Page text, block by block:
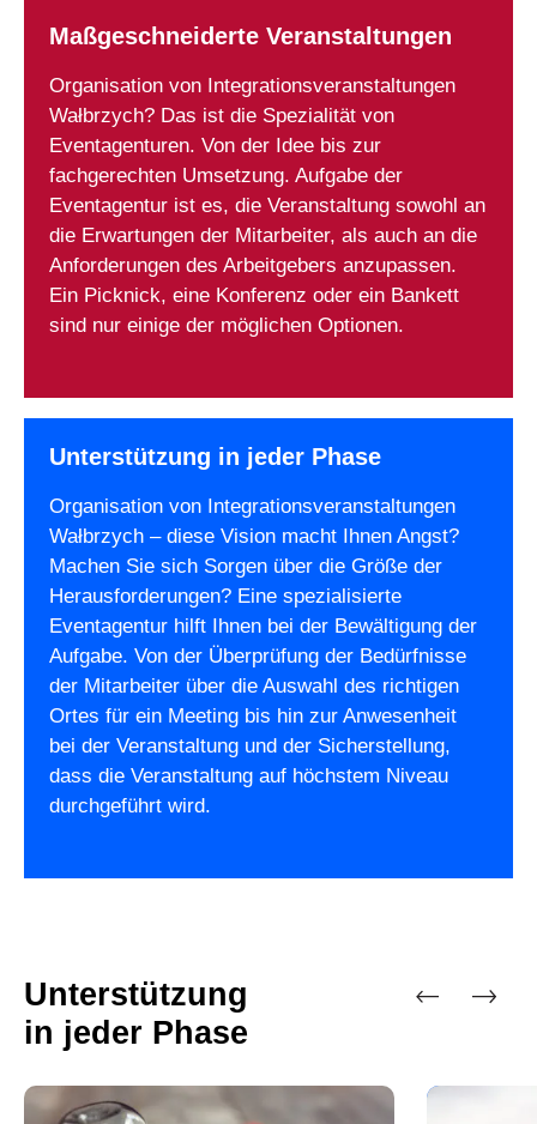
Maßgeschneiderte Veranstaltungen
Organisation von Integrationsveranstaltungen
Wałbrzych? Das ist die Spezialität von
Eventagenturen. Von der Idee bis zur
fachgerechten Umsetzung. Aufgabe der
Eventagentur ist es, die Veranstaltung sowohl an
die Erwartungen der Mitarbeiter, als auch an die
Anforderungen des Arbeitgebers anzupassen.
Ein Picknick, eine Konferenz oder ein Bankett
sind nur einige der möglichen Optionen.
Unterstützung in jeder Phase
Organisation von Integrationsveranstaltungen
Wałbrzych – diese Vision macht Ihnen Angst?
Machen Sie sich Sorgen über die Größe der
Herausforderungen? Eine spezialisierte
Eventagentur hilft Ihnen bei der Bewältigung der
Aufgabe. Von der Überprüfung der Bedürfnisse
der Mitarbeiter über die Auswahl des richtigen
Ortes für ein Meeting bis hin zur Anwesenheit
bei der Veranstaltung und der Sicherstellung,
dass die Veranstaltung auf höchstem Niveau
durchgeführt wird.
Unterstützung
in jeder Phase